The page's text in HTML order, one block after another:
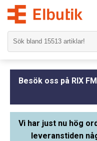
Besök oss på RIX
Vi har just nu hög
leveranstiden